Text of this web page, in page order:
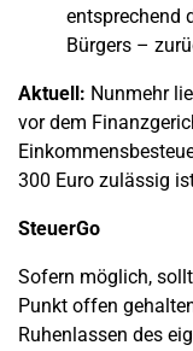
entsprechend
Bürgers –
Aktuell: Nunmehr
vor dem
300 Euro zulässig
SteuerGo
Sofern möglich,
Punkt offen
Ruhenlassen des